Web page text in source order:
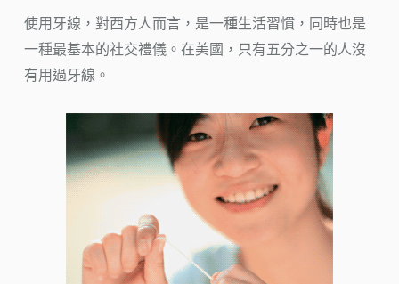
使用牙線，對西方人而言，是一種生活習慣，同時也是
一種最基本的社交禮儀。在美國，只有五分之一的人沒
有用過牙線。